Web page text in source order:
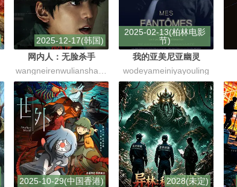
2025-12-17(韩国)
网内人：无脸杀手
2025-02-13(柏林电影
节)
我的亚美尼亚幽灵
wodeyameiniyayouling
2025-10-29(中国香港)
2028(未定)